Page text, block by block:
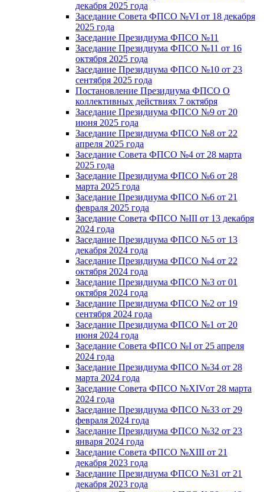
декабря 2025 года
Заседание Совета ФПСО №VI от 18 декабря
2025 года
Заседание Президиума ФПСО №11
Заседание Президиума ФПСО №11 от 16
октября 2025 года
Заседание Президиума ФПСО №10 от 23
сентября 2025 года
Постановление Президиума ФПСО О
коллективных действиях 7 октября
Заседание Президиума ФПСО №9 от 20
июня 2025 года
Заседание Президиума ФПСО №8 от 22
апреля 2025 года
Заседание Совета ФПСО №4 от 28 марта
2025 года
Заседание Президиума ФПСО №6 от 28
марта 2025 года
Заседание Президиума ФПСО №6 от 21
февраля 2025 года
Заседание Совета ФПСО №III от 13 декабря
2024 года
Заседание Президиума ФПСО №5 от 13
декабря 2024 года
Заседание Президиума ФПСО №4 от 22
октября 2024 года
Заседание Президиума ФПСО №3 от 01
октября 2024 года
Заседание Президиума ФПСО №2 от 19
сентября 2024 года
Заседание Президиума ФПСО №1 от 20
июня 2024 года
Заседание Совета ФПСО №I от 25 апреля
2024 года
Заседание Президиума ФПСО №34 от 28
марта 2024 года
Заседание Совета ФПСО №XIVот 28 марта
2024 года
Заседание Президиума ФПСО №33 от 29
февраля 2024 года
Заседание Президиума ФПСО №32 от 23
января 2024 года
Заседание Совета ФПСО №XIII от 21
декабря 2023 года
Заседание Президиума ФПСО №31 от 21
декабря 2023 года